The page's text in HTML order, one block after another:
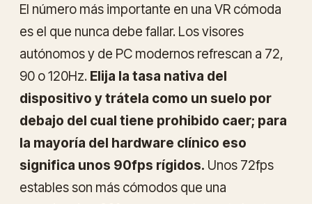
El número más importante en una VR cómoda
es el que nunca debe fallar. Los visores
autónomos y de PC modernos refrescan a 72,
90 o 120Hz. Elija la tasa nativa del
dispositivo y trátela como un suelo por
debajo del cual tiene prohibido caer; para
la mayoría del hardware clínico eso
significa unos 90fps rígidos. Unos 72fps
estables son más cómodos que una